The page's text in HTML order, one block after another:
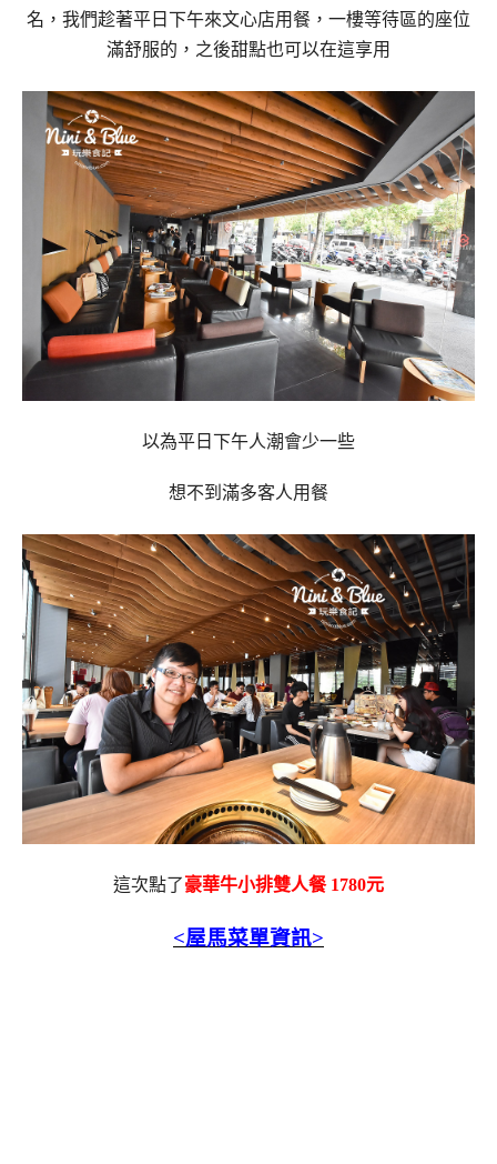
名 ，我們趁著平日下午來文心店用餐，一樓等待區的座位
滿舒服的，之後甜點也可以在這享用
以為平日下午人潮會少一些
想不到滿多客人用餐
這次點了 豪華牛小排雙人餐 1780元
<屋馬菜單資訊>